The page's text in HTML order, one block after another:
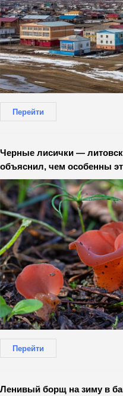
Перейти
Черные лисички —
объяснил, чем особенны
Перейти
Ленивый борщ на зиму в